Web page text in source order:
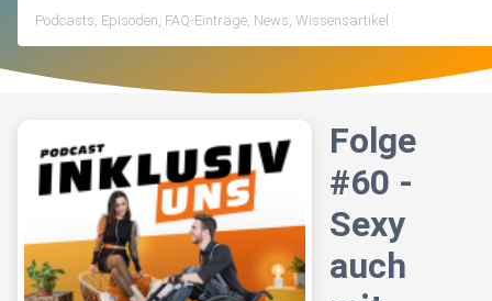
Folge
#60 -
Sexy
auch